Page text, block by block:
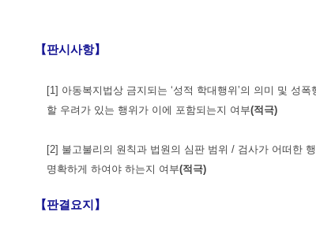
【판시사항】
[1] 아동복지법상 금지되는 ‘성적 학대행위’의 의미 및 성
할 우려가 있는 행위가 이에 포함되는지 여부(적극)
[2] 불고불리의 원칙과 법원의 심판 범위 / 검사가 어떠한
명확하게 하여야 하는지 여부(적극)
【판결요지】